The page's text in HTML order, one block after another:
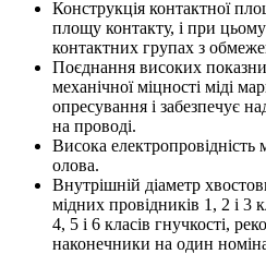
Конструкція контактної
площу контакту, і при цьому
контактних групах з
Поєднання високих
механічної міцності міді
опресування і забезпечує
на проводі.
Висока електропровідність
олова.
Внутрішній діаметр
мідних провідників 1, 2 і 3
4, 5 і 6 класів гнучкості,
наконечники на один